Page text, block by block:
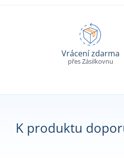
Vrácení zdarma
přes Zásilkovnu
K produktu